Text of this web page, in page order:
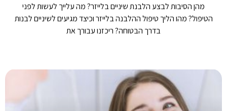
מהן הסיבות לבצע הלבנת שיניים בלייזר? מה עלייך לעשות לפני
הטיפול? מהו הליך טיפול ההלבנה בלייזר וכיצד מגיעים לשיניים לבנות
בדרך הבטוחה? ריכזנו עבורך את